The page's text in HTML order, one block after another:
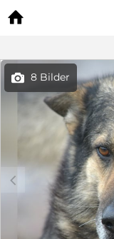

 8 Bilder
c